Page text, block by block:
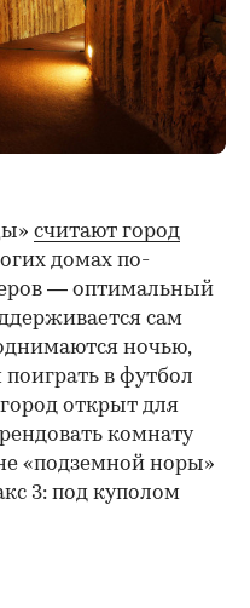
считают город
домах по-
— оптимальный
сам
ночью,
в футбол
открыт для
комнату
«подземной норы»
3: под куполом